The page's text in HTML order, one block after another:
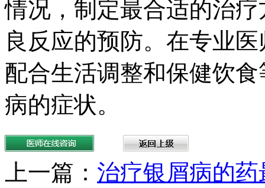
情况，制定最合适的治
良反应的预防。在专业
配合生活调整和保健饮
病的症状。
上一篇： 治疗银屑病的